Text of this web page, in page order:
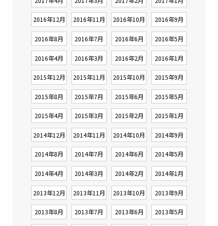
2016年12月 2016年11月 2016年10月 2016年9月
2016年8月 2016年7月 2016年6月 2016年5月
2016年4月 2016年3月 2016年2月 2016年1月
2015年12月 2015年11月 2015年10月 2015年9月
2015年8月 2015年7月 2015年6月 2015年5月
2015年4月 2015年3月 2015年2月 2015年1月
2014年12月 2014年11月 2014年10月 2014年9月
2014年8月 2014年7月 2014年6月 2014年5月
2014年4月 2014年3月 2014年2月 2014年1月
2013年12月 2013年11月 2013年10月 2013年9月
2013年8月 2013年7月 2013年6月 2013年5月